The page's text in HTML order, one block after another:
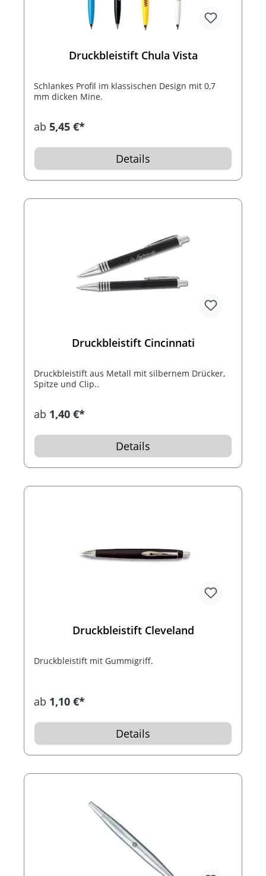
Druckbleistift Chula Vista
Schlankes Profil im klassischen Design mit 0,7
mm dicken Mine.
ab 5,45 €*
Details
Druckbleistift Cincinnati
Druckbleistift aus Metall mit silbernem Drücker,
Spitze und Clip..
ab 1,40 €*
Details
Druckbleistift Cleveland
Druckbleistift mit Gummigriff.
ab 1,10 €*
Details